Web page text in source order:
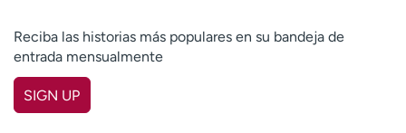
Reciba las historias más populares en su bandeja de
entrada mensualmente
SIGN UP